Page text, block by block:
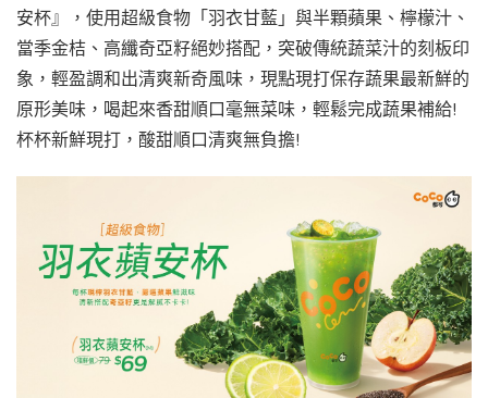
安杯』，使用超級食物「羽衣甘藍」與半顆蘋果、檸檬汁、
當季金桔、高纖奇亞籽絕妙搭配，突破傳統蔬菜汁的刻板印
象，輕盈調和出清爽新奇風味，現點現打保存蔬果最新鮮的
原形美味，喝起來香甜順口毫無菜味，輕鬆完成蔬果補給!
杯杯新鮮現打，酸甜順口清爽無負擔!